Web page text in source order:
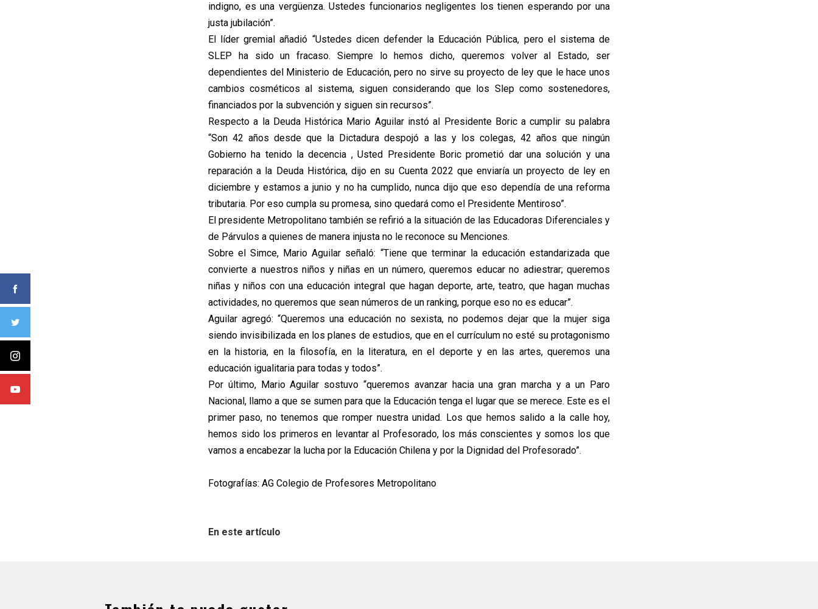
indigno, es una vergüenza. Ustedes funcionarios negligentes los tienen esperando por una
justa jubilación”.
El líder gremial añadió “Ustedes dicen defender la Educación Pública, pero el sistema de
SLEP ha sido un fracaso. Siempre lo hemos dicho, queremos volver al Estado, ser
dependientes del Ministerio de Educación, pero no sirve su proyecto de ley que le hace unos
cambios cosméticos al sistema, siguen considerando que los Slep como sostenedores,
financiados por la subvención y siguen sin recursos”.
Respecto a la Deuda Histórica Mario Aguilar instó al Presidente Boric a cumplir su palabra
“Son 42 años desde que la Dictadura despojó a las y los colegas, 42 años que ningún
Gobierno ha tenido la decencia , Usted Presidente Boric prometió dar una solución y una
reparación a la Deuda Histórica, dijo en su Cuenta 2022 que enviaría un proyecto de ley en
diciembre y estamos a junio y no ha cumplido, nunca dijo que eso dependía de una reforma
tributaria. Por eso cumpla su promesa, sino quedará como el Presidente Mentiroso”.
El presidente Metropolitano también se refirió a la situación de las Educadoras Diferenciales y
de Párvulos a quienes de manera injusta no le reconoce su Menciones.
Sobre el Simce, Mario Aguilar señaló: “Tiene que terminar la educación estandarizada que
convierte a nuestros niños y niñas en un número, queremos educar no adiestrar; queremos
niñas y niños con una educación integral que hagan deporte, arte, teatro, que hagan muchas
actividades, no queremos que sean números de un ranking, porque eso no es educar”.
Aguilar agregó: “Queremos una educación no sexista, no podemos dejar que la mujer siga
siendo invisibilizada en los planes de estudios, que en el currículum no esté su protagonismo
en la historia, en la filosofía, en la literatura, en el deporte y en las artes, queremos una
educación igualitaria para todas y todos”.
Por último, Mario Aguilar sostuvo “queremos avanzar hacia una gran marcha y a un Paro
Nacional, llamo a que se sumen para que la Educación tenga el lugar que se merece. Este es el
primer paso, no tenemos que romper nuestra unidad. Los que hemos salido a la calle hoy,
hemos sido los primeros en levantar al Profesorado, los más conscientes y somos los que
vamos a encabezar la lucha por la Educación Chilena y por la Dignidad del Profesorado”.
Fotografías: AG Colegio de Profesores Metropolitano
En este artículo